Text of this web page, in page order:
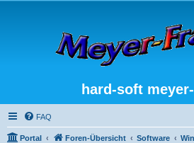
hard-soft
FAQ
Portal Foren-Übersicht Software